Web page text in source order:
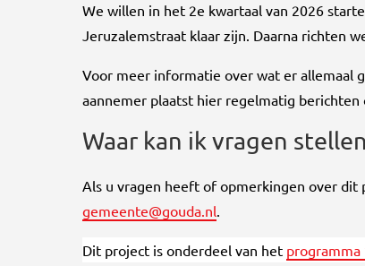
We willen in het 2e kwartaal van 2026
Jeruzalemstraat klaar zijn. Daarna richten
Voor meer informatie over wat er allemaal
aannemer plaatst hier regelmatig
Waar kan ik vragen
Als u vragen heeft of opmerkingen over dit
gemeente@gouda.nl.
Dit project is onderdeel van het programma